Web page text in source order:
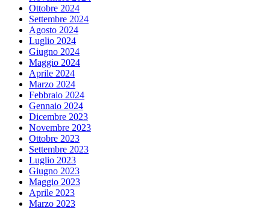
Ottobre 2024
Settembre 2024
Agosto 2024
Luglio 2024
Giugno 2024
Maggio 2024
Aprile 2024
Marzo 2024
Febbraio 2024
Gennaio 2024
Dicembre 2023
Novembre 2023
Ottobre 2023
Settembre 2023
Luglio 2023
Giugno 2023
Maggio 2023
Aprile 2023
Marzo 2023